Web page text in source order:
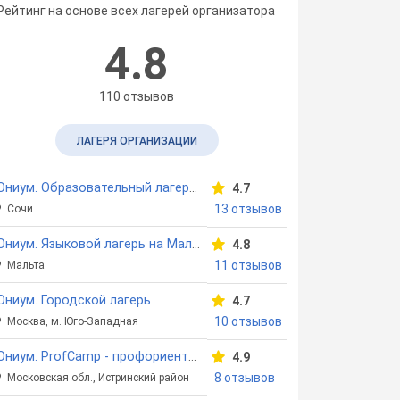
на основе всех лагерей организатора
4.8
110 отзывов
ЛАГЕРЯ ОРГАНИЗАЦИИ
Юниум. Образовательный лагерь на Черном море
Сочи
4.7
13 отзывов
Юниум. Языковой лагерь на Мальте
Мальта
4.8
11 отзывов
Городской лагерь
Москва, м. Юго-Западная
4.7
10 отзывов
Юниум. ProfCamp - профориентационный лагерь
Московская обл., Истринский район
4.9
8 отзывов